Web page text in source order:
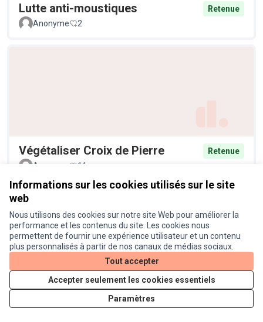
Informations sur les cookies utilisés sur le site
web
Nous utilisons des cookies sur notre site Web pour améliorer la
performance et les contenus du site. Les cookies nous
permettent de fournir une expérience utilisateur et un contenu
plus personnalisés à partir de nos canaux de médias sociaux.
Tout accepter
Accepter seulement les cookies essentiels
Paramètres
Lutte anti-moustiques
Retenue
Anonyme
2
Végétaliser Croix de Pierre
Retenue
Anonyme
11
Végétalisation place saint sernin
rue alsace parvis de la gare